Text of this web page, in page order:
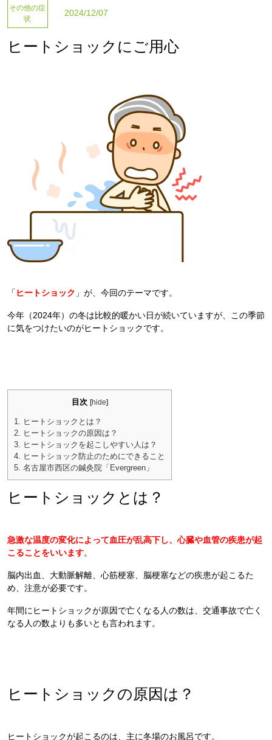
その他の症
状
2024/12/07
ヒートショックにご用心
「 ヒートショック 」が、今回のテーマです。
今年（2024年）の冬は比較的暖かい日が続いていますが、この季節
に気をつけたいのがヒートショックです。
目次 [hide]
1. ヒートショックとは？
2. ヒートショックの原因は？
3. ヒートショックを起こしやすい人は？
4. ヒートショック防止のためにできること
5. 名古屋市西区の鍼灸院「Evergreen」
ヒートショックとは？
急激な温度の変化によって血圧が乱高下し、心臓や血管の疾患が起
こることをいいます。
脳内出血、大動脈解離、心筋梗塞、脳梗塞などの疾患が起こるた
め、注意が必要です。
年間にヒートショックが原因で亡くなる人の数は、交通事故で亡く
なる人の数よりも多いとも言われます。
ヒートショックの原因は？
ヒートショックが起こるのは、主に冬場のお風呂です。